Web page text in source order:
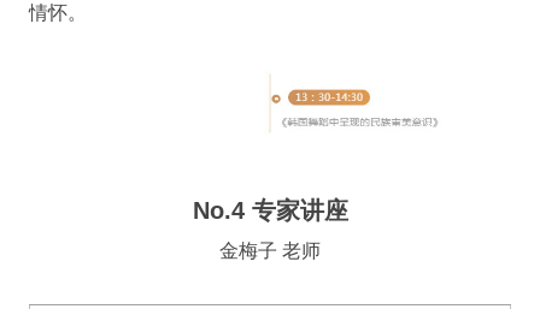
情怀。
No.4 专家讲座
金梅子 老师